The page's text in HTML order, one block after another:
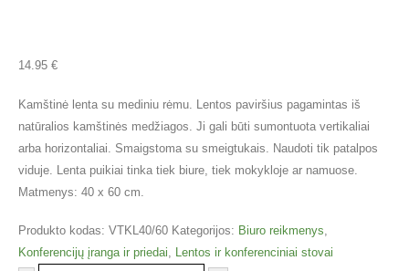
14.95 €
Kamštinė lenta su mediniu rėmu. Lentos paviršius pagamintas iš
natūralios kamštinės medžiagos. Ji gali būti sumontuota vertikaliai
arba horizontaliai. Smaigstoma su smeigtukais. Naudoti tik patalpos
viduje. Lenta puikiai tinka tiek biure, tiek mokykloje ar namuose.
Matmenys: 40 x 60 cm.
Produkto kodas: VTKL40/60 Kategorijos: Biuro reikmenys,
Konferencijų įranga ir priedai, Lentos ir konferenciniai stovai